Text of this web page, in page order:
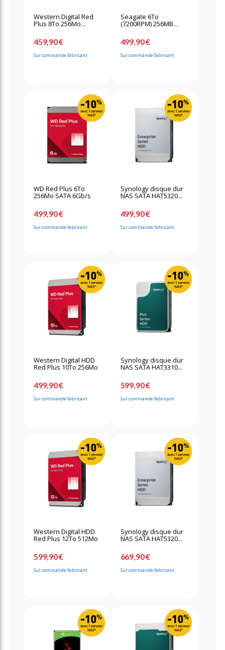
Western Digital Red
Plus 8To 256Mo...
459,90 €
Sur commande fabricant
Seagate 6To
(7200RPM) 256MB...
499,90 €
Sur commande fabricant
WD Red Plus 6To
256Mo SATA 6Gb/s
499,90 €
Sur commande fabricant
Synology disque dur
NAS SATA HAT5320...
499,90 €
Sur commande fabricant
Western Digital HDD
Red Plus 10To 256Mo
499,90 €
Sur commande fabricant
Synology disque dur
NAS SATA HAT3310...
599,90 €
Sur commande fabricant
Western Digital HDD
Red Plus 12To 512Mo
599,90 €
Sur commande fabricant
Synology disque dur
NAS SATA HAT5320...
669,90 €
Sur commande fabricant